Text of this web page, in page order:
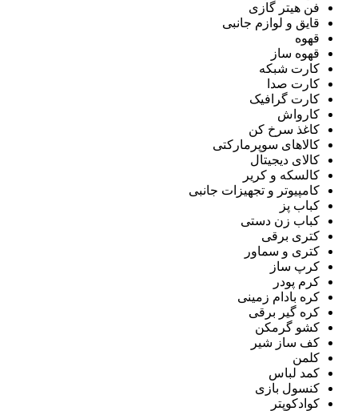
فن هیتر گازی
قایق و لوازم جانبی
قهوه
قهوه ساز
کارت شبکه
کارت صدا
کارت گرافیک
کارواش
کاغذ سرخ کن
کالاهای سوپرمارکتی
کالای دیجیتال
کالسکه و کریر
کامپیوتر و تجهیزات جانبی
کباب پز
کباب زن دستی
کتری برقی
کتری و سماور
کرپ ساز
کرم پودر
کره بادام زمینی
کره گیر برقی
کشو گرمکن
کف ساز شیر
کلمن
کمد لباس
کنسول بازی
کوادکوپتر